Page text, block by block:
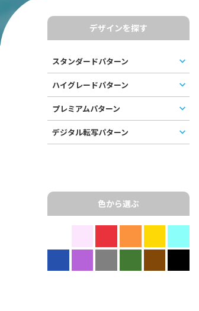
デザインを探す
スタンダードパターン
ハイグレードパターン
プレミアムパターン
デジタル転写パターン
色から選ぶ